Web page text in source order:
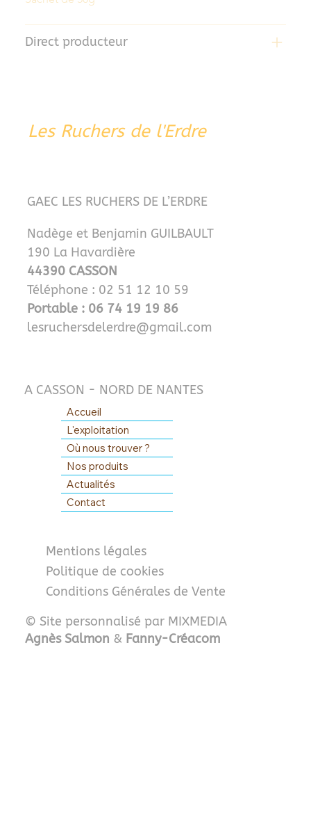
Direct producteur
Les Ruchers de l'Erdre
A CASSON - NORD DE NANTES
Accueil
L'exploitation
Où nous trouver ?
Nos produits
Actualités
Contact
GAEC LES RUCHERS DE L’ERDRE
Nadège et Benjamin GUILBAULT
190 La Havardière
44390 CASSON
Téléphone : 02 51 12 10 59
Portable : 06 74 19 19 86
lesruchersdelerdre@gmail.com
Mentions légales
Politique de cookies
Conditions Générales de Vente
© Site personnalisé par MIXMEDIA
Agnès Salmon & Fanny-Créacom